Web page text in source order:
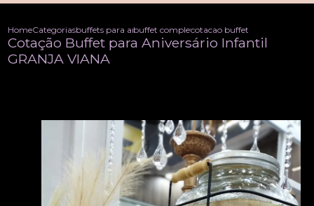
HomeCategoriasbuffets para aniversariobuffet completo aniversario
cotacao buffet para
Cotação Buffet para Aniversário Infantil
GRANJA VIANA